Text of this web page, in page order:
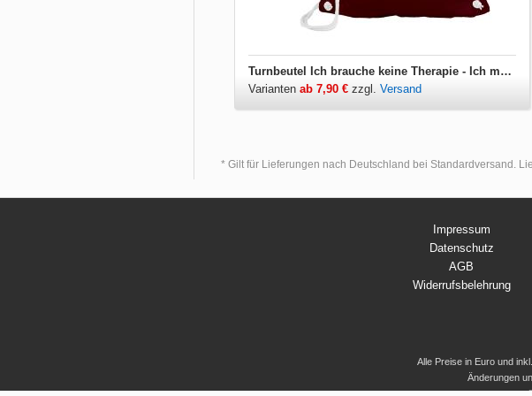
Turnbeutel Ich brauche keine Therapie - Ich muss nur nach Düsseldorf
Varianten ab 7,90 € zzgl. Versand
* Gilt für Lieferungen nach Deutschland bei Standardversand.
Impressum
Datenschutz
AGB
Widerrufsbelehrung
Alle Preise in Euro und
Änderungen